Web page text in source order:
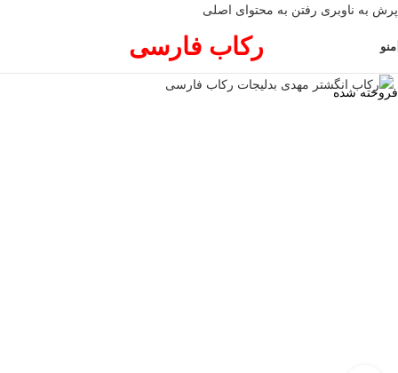
پرش به ناوبری رفتن به محتوای اصلی
منو رکاب فارسی
فروخته شده